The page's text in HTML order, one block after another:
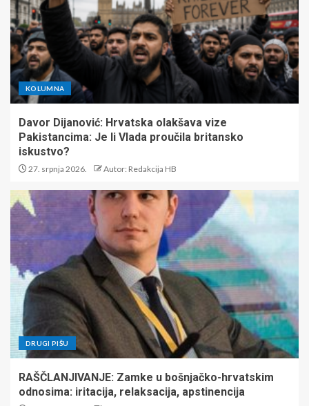
KOLUMNA
Davor Dijanović: Hrvatska olakšava vize
Pakistancima: Je li Vlada proučila britansko
iskustvo?
27. srpnja 2026. Autor: Redakcija HB
DRUGI PIŠU
RAŠČLANJIVANJE: Zamke u bošnjačko-hrvatskim
odnosima: iritacija, relaksacija, apstinencija